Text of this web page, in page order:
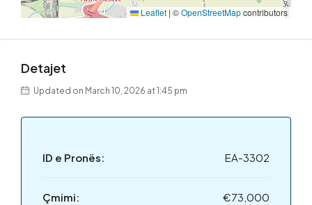
Leaflet | ©OpenStreetMapcontributors
Detajet
Updated on March 10, 2026 at 1:45 pm
ID e Pronës: EA-3302
Çmimi: €73,000